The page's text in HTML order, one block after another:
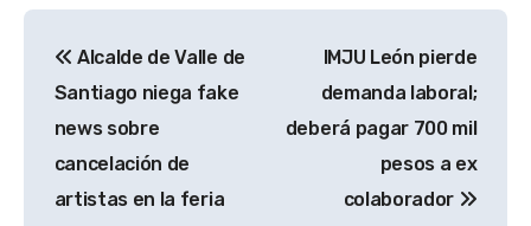
de
entradas
Alcalde de Valle de
Santiago niega fake
news sobre
cancelación de
artistas en la feria
IMJU León pierde
demanda laboral;
deberá pagar 700 mil
pesos a ex
colaborador